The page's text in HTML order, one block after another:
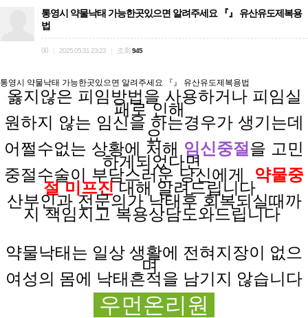
통영시 약물낙태 가능한곳있으면 알려주세요 『』 유산유도제복용
법
00 2025.05.31 23:23 조회 945
통영시 약물낙태 가능한곳있으면 알려주세요 『』 유산유도제복용법
옳지않은 피임방법을 사용하거나피임실
패로인해
원하지 않는 임신을 하는경우가 생기는데
요
어쩔수없는 상황에 처해 임신중절 을 고민
하게되었다면
중절수술이 부담스러운 당신에게 약물중
절 미프진 대해 알려드립니다
산부인과 전문의가낙태후 회복되실때까
지책임지고 복용상담도와드립니다
약물낙태는 일상 생활에 전혀지장이 없으
며
여성의 몸에 낙태흔적을 남기지 않습니다
우먼온리원